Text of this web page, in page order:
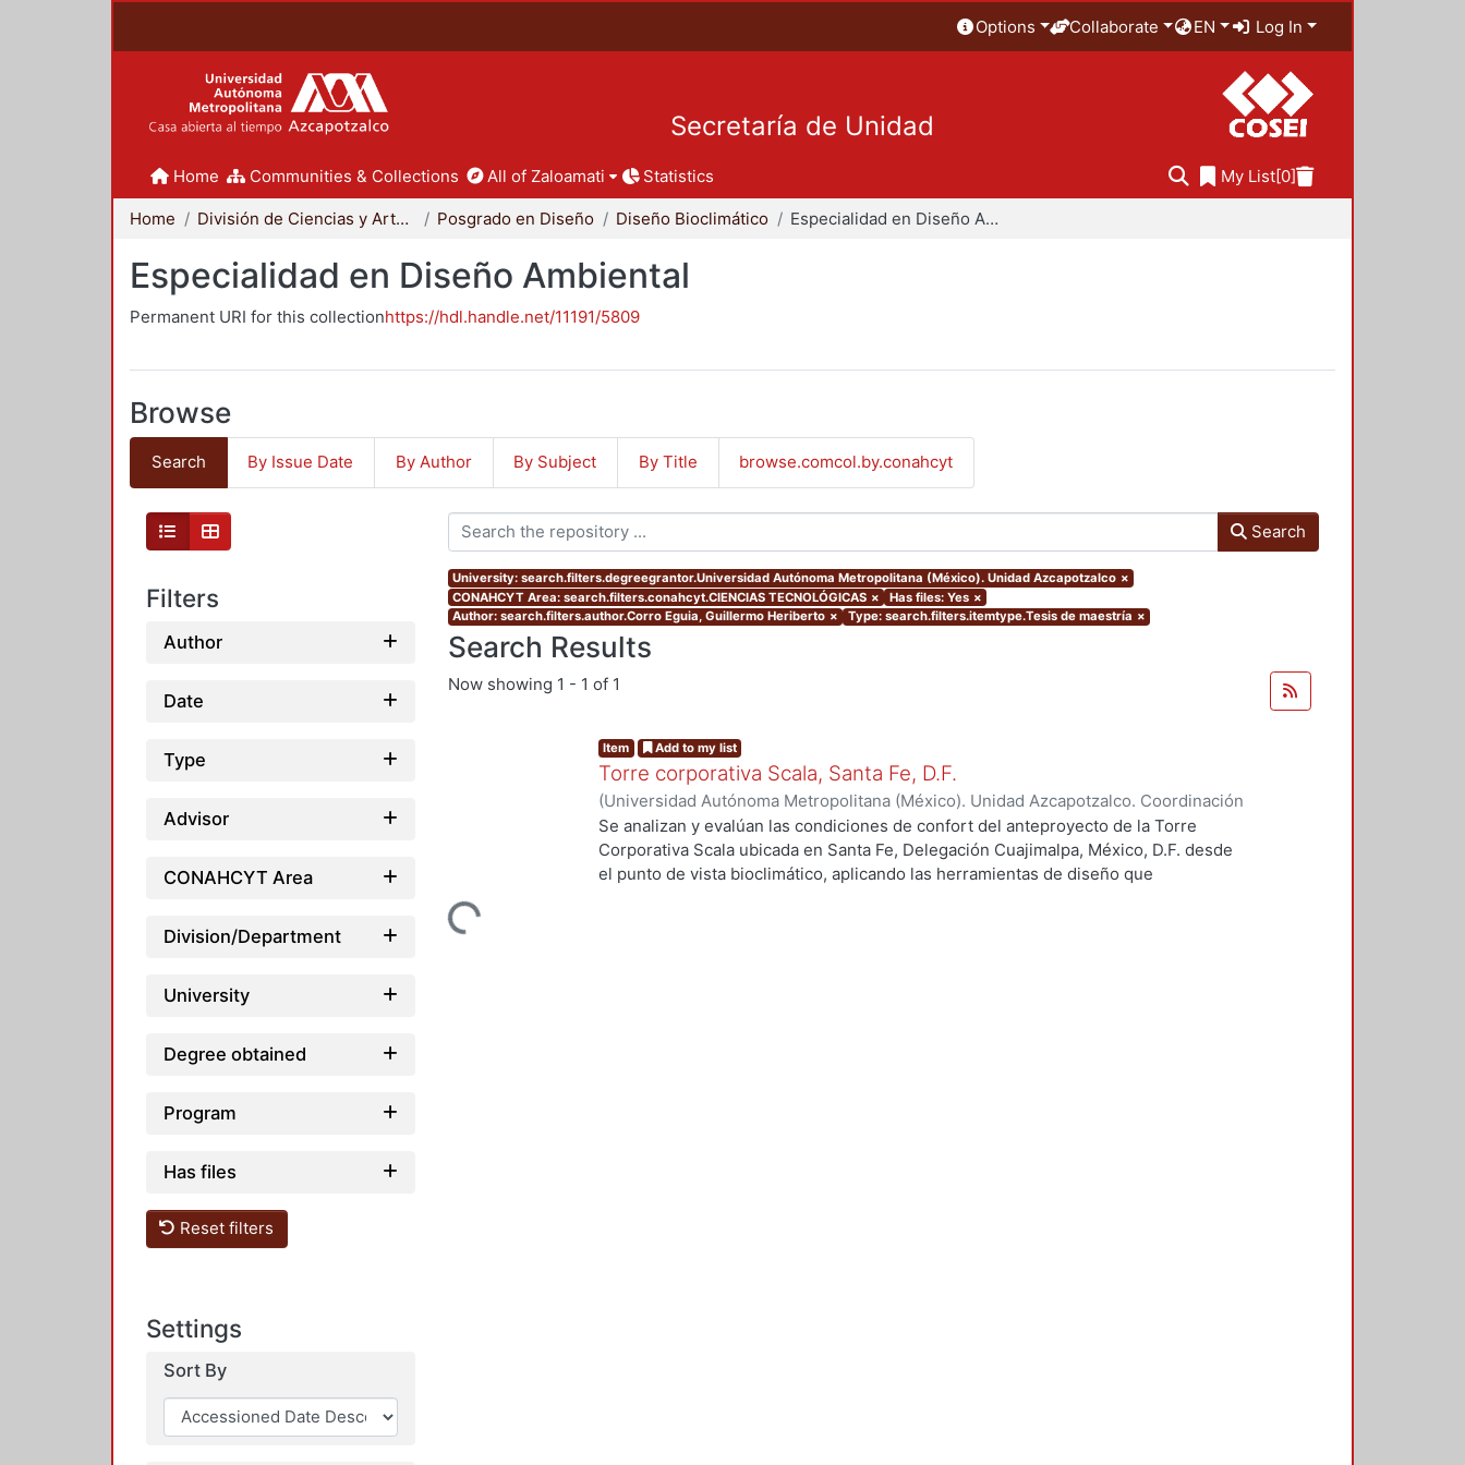
Options Collaborate EN Log In
Secretaría de Unidad
Home Communities & Collections All of Zaloamati Statistics My List[0]
Home División de Ciencias y Artes para el Diseño Posgrado en Diseño Diseño Bioclimático Especialidad en Diseño Ambiental
Especialidad en Diseño Ambiental
Permanent URI for this collectionhttps://hdl.handle.net/11191/5809
Browse
Search By Issue Date By Author By Subject By Title browse.comcol.by.conahcyt
Filters
Author
Date
Type
Advisor
CONAHCYT Area
Division/Department
University
Degree obtained
Program
Has files
Reset filters
Settings
Sort By
Search
University: search.filters.degreegrantor.Universidad Autónoma Metropolitana (México). Unidad Azcapotzalco ×
CONAHCYT Area: search.filters.conahcyt.CIENCIAS TECNOLÓGICAS × Has files: Yes ×
Author: search.filters.author.Corro Eguia, Guillermo Heriberto × Type: search.filters.itemtype.Tesis de maestría ×
Search Results
Now showing 1 - 1 of 1
Loading...
Item Add to my list
Torre corporativa Scala, Santa Fe, D.F.
(Universidad Autónoma Metropolitana (México). Unidad Azcapotzalco. Coordinación
de Servicios de Información.,1999)Corro Eguia, Guillermo Heriberto
Se analizan y evalúan las condiciones de confort del anteproyecto de la Torre
Corporativa Scala ubicada en Santa Fe, Delegación Cuajimalpa, México, D.F. desde
el punto de vista bioclimático, aplicando las herramientas de diseño que